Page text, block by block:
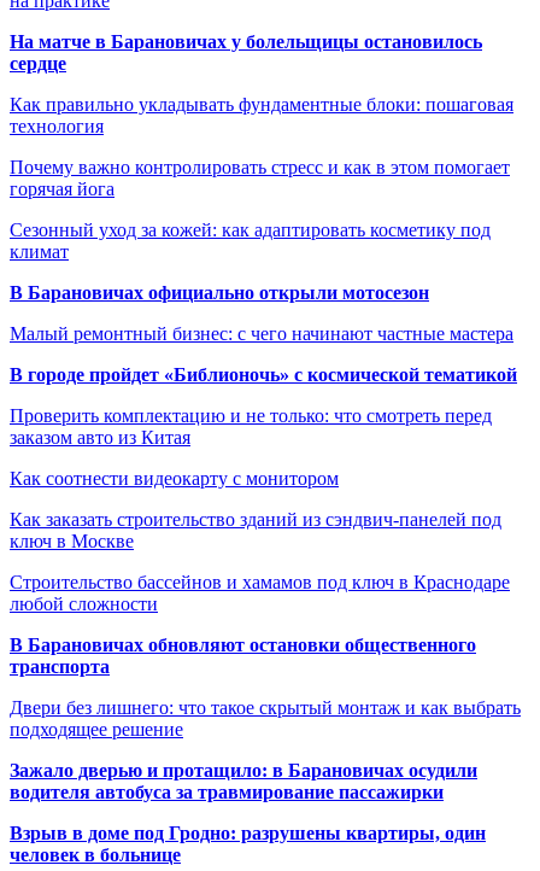
На матче в Барановичах у болельщицы остановилось
сердце
Как правильно укладывать фундаментные блоки: пошаговая
технология
Почему важно контролировать стресс и как в этом помогает
горячая йога
Сезонный уход за кожей: как адаптировать косметику под
климат
В Барановичах официально открыли мотосезон
Малый ремонтный бизнес: с чего начинают частные мастера
В городе пройдет «Библионочь» с космической тематикой
Проверить комплектацию и не только: что смотреть перед
заказом авто из Китая
Как соотнести видеокарту с монитором
Как заказать строительство зданий из сэндвич-панелей под
ключ в Москве
Строительство бассейнов и хамамов под ключ в Краснодаре
любой сложности
В Барановичах обновляют остановки общественного
транспорта
Двери без лишнего: что такое скрытый монтаж и как выбрать
подходящее решение
Зажало дверью и протащило: в Барановичах осудили
водителя автобуса за травмирование пассажирки
Взрыв в доме под Гродно: разрушены квартиры, один
человек в больнице